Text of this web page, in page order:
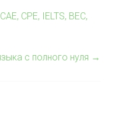
CPE, IELTS, BEC,
с полного нуля →